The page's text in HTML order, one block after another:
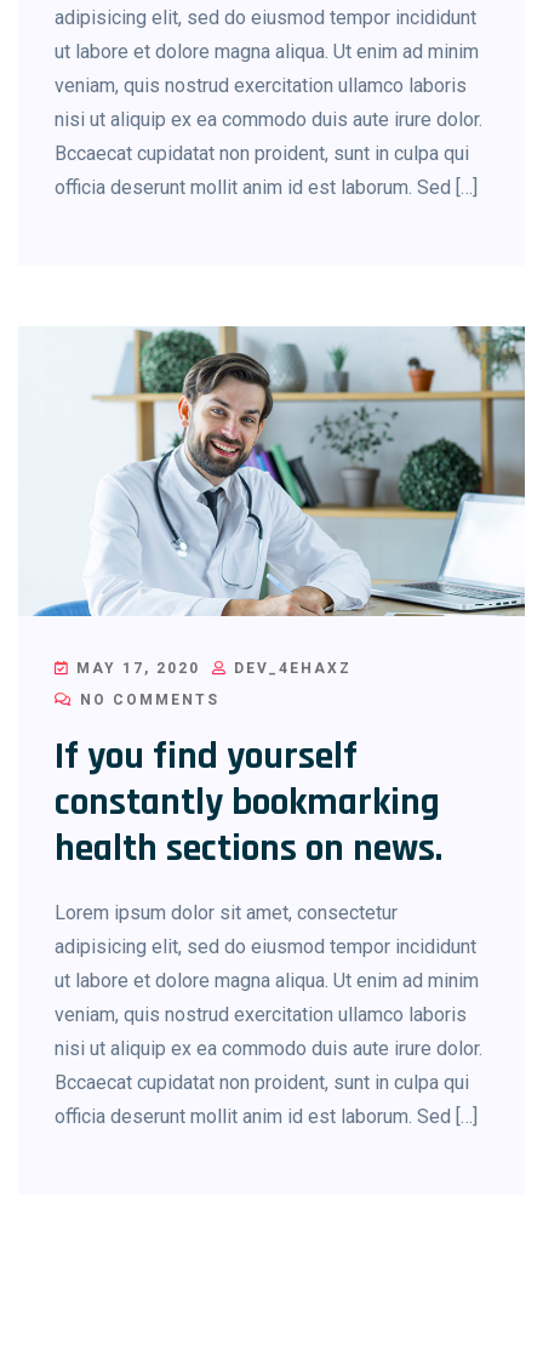
adipisicing elit, sed do eiusmod tempor incididunt
ut labore et dolore magna aliqua. Ut enim ad minim
veniam, quis nostrud exercitation ullamco laboris
nisi ut aliquip ex ea commodo duis aute irure dolor.
Bccaecat cupidatat non proident, sunt in culpa qui
officia deserunt mollit anim id est laborum. Sed […]
MAY 17, 2020
DEV_4EHAXZ
NO COMMENTS
If you find yourself
constantly bookmarking
health sections on news.
Lorem ipsum dolor sit amet, consectetur
adipisicing elit, sed do eiusmod tempor incididunt
ut labore et dolore magna aliqua. Ut enim ad minim
veniam, quis nostrud exercitation ullamco laboris
nisi ut aliquip ex ea commodo duis aute irure dolor.
Bccaecat cupidatat non proident, sunt in culpa qui
officia deserunt mollit anim id est laborum. Sed […]